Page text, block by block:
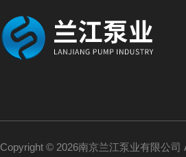
Copyright © 2026南京兰江泵业有限公